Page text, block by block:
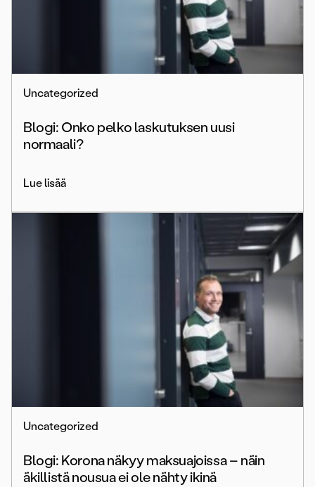
Uncategorized
Blogi: Onko pelko laskutuksen uusi
normaali?
Lue lisää
Uncategorized
Blogi: Korona näkyy maksuajoissa – näin
äkillistä nousua ei ole nähty ikinä